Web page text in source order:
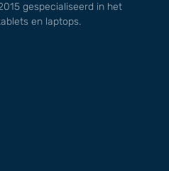
gespecialiseerd in het
en laptops.